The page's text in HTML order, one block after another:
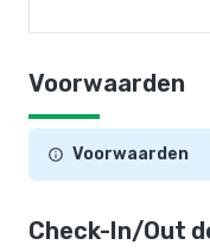
Voorwaarden
Voorwaarden
Check-In/Out